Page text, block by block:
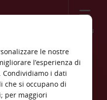
Menù
le nostre
l’esperienza di
Condividiamo i dati
che si occupano di
per maggiori